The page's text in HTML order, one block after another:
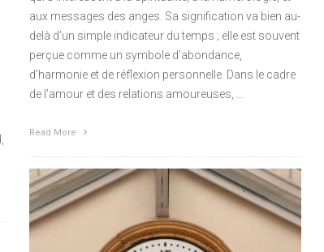
aux messages des anges. Sa signification va bien au-
delà d’un simple indicateur du temps ; elle est souvent
perçue comme un symbole d’abondance,
d’harmonie et de réflexion personnelle. Dans le cadre
de l’amour et des relations amoureuses, …
Read More